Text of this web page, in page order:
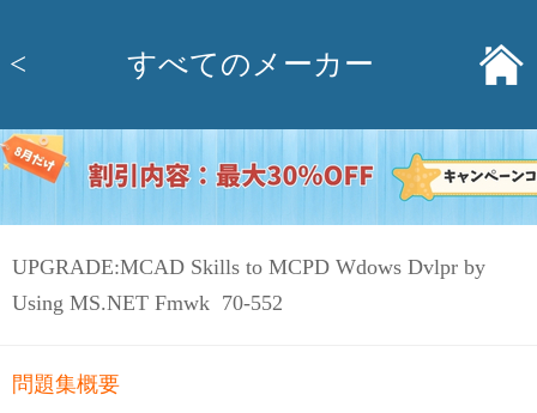
< すべてのメーカー
UPGRADE:MCAD Skills to MCPD Wdows Dvlpr by
Using MS.NET Fmwk 70-552
問題集概要